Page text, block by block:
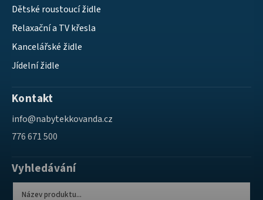
Dětské roustoucí židle
Relaxační a TV křesla
Kancelářské židle
Jídelní židle
Kontakt
info@nabytekkovanda.cz
776 671 500
Vyhledávání